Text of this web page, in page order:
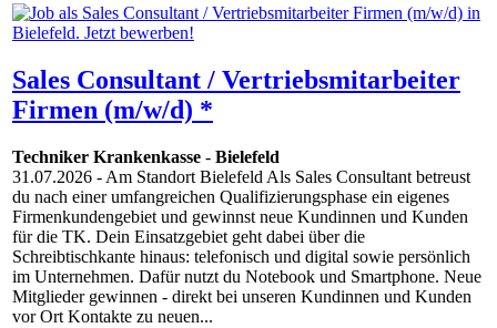
Sales Consultant / Vertriebsmitarbeiter
Firmen (m/w/d) *
Techniker Krankenkasse - Bielefeld
31.07.2026 - Am Standort Bielefeld Als Sales Consultant betreust
du nach einer umfangreichen Qualifizierungsphase ein eigenes
Firmenkundengebiet und gewinnst neue Kundinnen und Kunden
für die TK. Dein Einsatzgebiet geht dabei über die
Schreibtischkante hinaus: telefonisch und digital sowie persönlich
im Unternehmen. Dafür nutzt du Notebook und Smartphone. Neue
Mitglieder gewinnen - direkt bei unseren Kundinnen und Kunden
vor Ort Kontakte zu neuen...